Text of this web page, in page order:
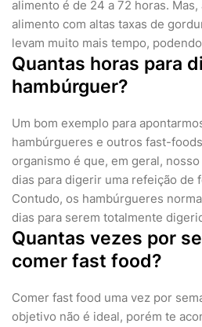
alimento é de 24 a 72 horas.
alimento com altas taxas de
levam muito mais tempo,
Quantas horas para
hambúrguer?
Um bom exemplo para
hambúrgueres e outros fast-
organismo é que, em geral,
dias para digerir uma refeição de
Contudo, os hambúrgueres
dias para serem totalmente
Quantas vezes por
comer fast food?
Comer fast food uma vez por
objetivo não é ideal, porém te